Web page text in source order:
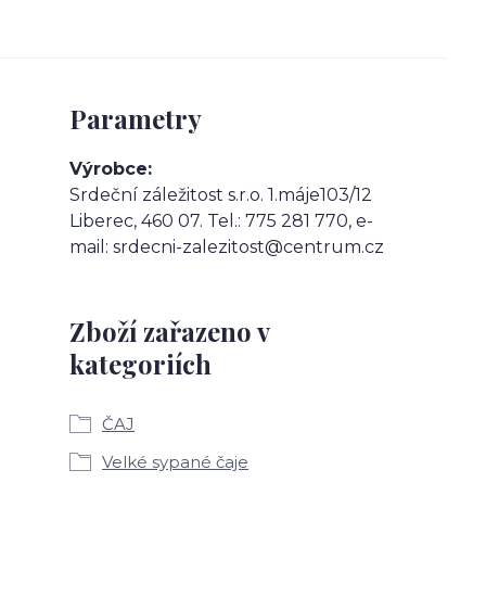
Parametry
Výrobce
Srdeční záležitost s.r.o. 1.máje103/12
Liberec, 460 07. Tel.: 775 281 770, e-
mail: srdecni-zalezitost@centrum.cz
Zboží zařazeno v
kategoriích
ČAJ
Velké sypané čaje